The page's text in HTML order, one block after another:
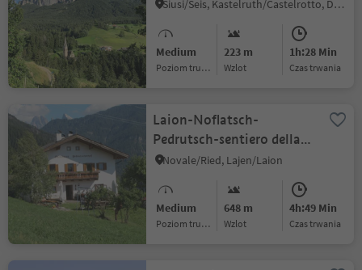
Siusi/Seis, Kastelruth/Castelrotto, Dolomites Region Seiser Alm
Medium
Poziom trudności
223 m
Wzlot
1h:28 Min
czas trwania
Laion-Noflatsch-
Pedrutsch-sentiero della
posta-Mitterweg-Laion
Novale/Ried, Lajen/Laion
Medium
Poziom trudności
648 m
Wzlot
4h:49 Min
czas trwania